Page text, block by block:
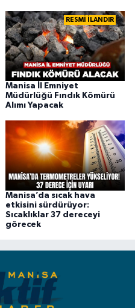
RESMİ İLANDIR
Manisa İl Emniyet
Müdürlüğü Fındık Kömürü
Alımı Yapacak
Manisa’da sıcak hava
etkisini sürdürüyor:
Sıcaklıklar 37 dereceyi
görecek